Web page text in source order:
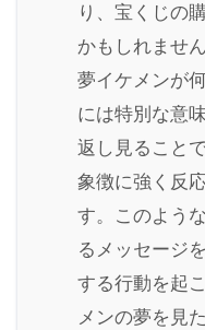
り、宝くじの
かもしれませ
夢イケメンが
には特別な意
返し見ること
象徴に強く反
す。このよう
るメッセージ
する行動を起
メンの夢を見